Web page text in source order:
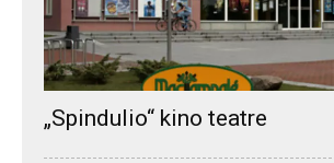
„Spindulio“ kino teatre